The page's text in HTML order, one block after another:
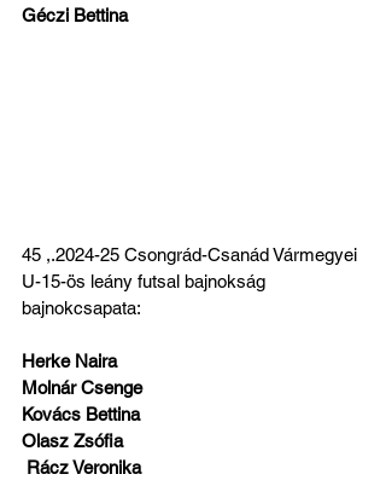
Géczi Bettina
45 ,.2024-25 Csongrád-Csanád Vármegyei
U-15-ös leány futsal bajnokság
bajnokcsapata:
Herke Naira
Molnár Csenge
Kovács Bettina
Olasz Zsófia
Rácz Veronika